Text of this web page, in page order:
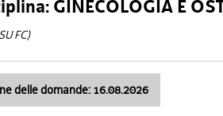
GINECOLOGIA E
FC)
delle domande: 16.08.2026